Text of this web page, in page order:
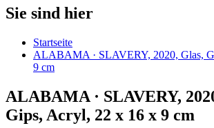
Sie sind hier
Startseite
ALABAMA · SLAVERY, 2020, Glas,
9 cm
ALABAMA · SLAVERY,
Gips, Acryl, 22 x 16 x 9 cm